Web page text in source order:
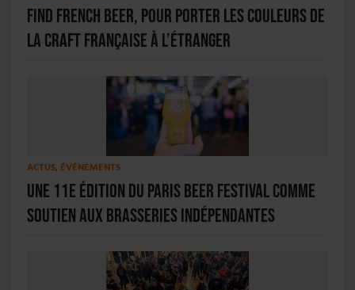
Find French Beer, pour porter les couleurs de
la craft française à l’étranger
ACTUS, ÉVÉNEMENTS
Une 11e édition du Paris Beer Festival comme
soutien aux brasseries indépendantes